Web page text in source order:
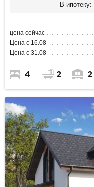
В ипотеку:
цена сейчас
Цена с 16.08
Цена с 31.08
4 2 2